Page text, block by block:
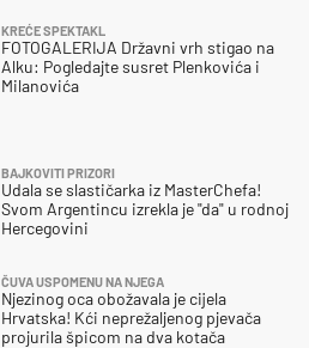
KREĆE SPEKTAKL
FOTOGALERIJA Državni vrh stigao na
Alku: Pogledajte susret Plenkovića i
Milanovića
BAJKOVITI PRIZORI
Udala se slastičarka iz MasterChefa!
Svom Argentincu izrekla je "da" u rodnoj
Hercegovini
ČUVA USPOMENU NA NJEGA
Njezinog oca obožavala je cijela
Hrvatska! Kći neprežaljenog pjevača
projurila špicom na dva kotača